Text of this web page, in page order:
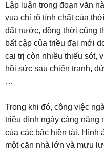
Lập luận trong đoạn văn
vua chỉ rõ tính chất của
đất nước, đồng thời cũng
bất cập của triều đại mới
cai trị còn nhiều thiếu sót,
hồi sức sau chiến tranh,
…
Trong khi đó, công việc
triều đình ngày càng nặng
của các bậc hiền tài. Hình
một căn nhà lớn và mưu